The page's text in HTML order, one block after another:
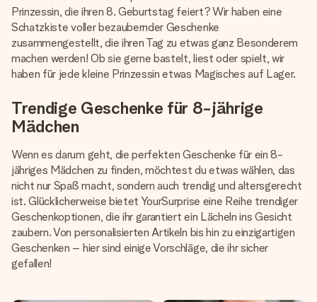
Montag - Freitag : 8:30 - 17:00 Uhr
Samstag - Sonntag : 8:30 - 13:00 Uhr
Prinzessin, die ihren 8. Geburtstag feiert? Wir haben eine
Schatzkiste voller bezaubernder Geschenke
zusammengestellt, die ihren Tag zu etwas ganz Besonderem
machen werden! Ob sie gerne bastelt, liest oder spielt, wir
haben für jede kleine Prinzessin etwas Magisches auf Lager.
Trendige Geschenke für 8-jährige
Mädchen
Wenn es darum geht, die perfekten Geschenke für ein 8-
jähriges Mädchen zu finden, möchtest du etwas wählen, das
nicht nur Spaß macht, sondern auch trendig und altersgerecht
ist. Glücklicherweise bietet YourSurprise eine Reihe trendiger
Geschenkoptionen, die ihr garantiert ein Lächeln ins Gesicht
zaubern. Von personalisierten Artikeln bis hin zu einzigartigen
Geschenken – hier sind einige Vorschläge, die ihr sicher
gefallen!